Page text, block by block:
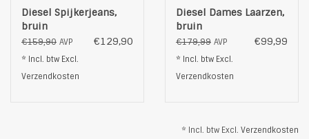
Diesel Spijkerjeans,
bruin
€159,90 AVP €129,90
* Incl. btw Excl.
Verzendkosten
Diesel Dames Laarzen,
bruin
€179,99 AVP €99,99
* Incl. btw Excl.
Verzendkosten
* Incl. btw Excl. Verzendkosten